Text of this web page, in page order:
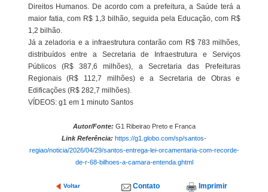
Direitos Humanos. De acordo com a prefeitura, a Saúde terá a
maior fatia, com R$ 1,3 bilhão, seguida pela Educação, com R$
1,2 bilhão.
Já a zeladoria e a infraestrutura contarão com R$ 783 milhões,
distribuídos entre a Secretaria de Infraestrutura e Serviços
Públicos (R$ 387,6 milhões), a Secretaria das Prefeituras
Regionais (R$ 112,7 milhões) e a Secretaria de Obras e
Edificações (R$ 282,7 milhões).
VÍDEOS: g1 em 1 minuto Santos
Autor/Fonte: G1 Ribeirao Preto e Franca
Link Referência: https://g1.globo.com/sp/santos-
regiao/noticia/2026/04/29/santos-entrega-lei-orcamentaria-com-recorde-
de-r-68-bilhoes-a-camara-entenda.ghtml
Voltar Contato Imprimir